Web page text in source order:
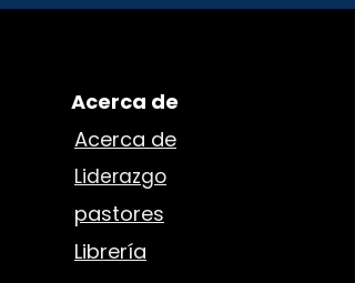
Acerca de
Acerca de
Liderazgo
pastores
Librería